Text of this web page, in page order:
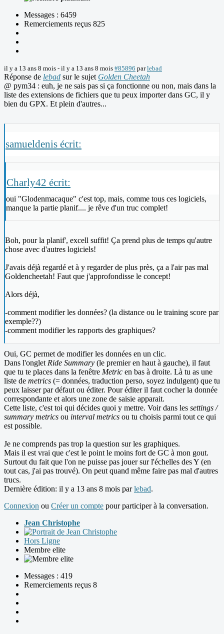
Messages : 6459
Remerciements reçus 825
il y a 13 ans 8 mois - il y a 13 ans 8 mois #85896 parlebad
Réponse de lebad sur le sujet Golden Cheetah
@ pym34 : euh, je ne sais pas si ça fonctionne ou non, mais dans la
liste des extensions de fichiers que tu peux importer dans GC, il y
bien du GPX. Et plein d'autres...
samueldenis écrit:
Charly42 écrit:
oui "Glodenmacaque" c'est top, mais, comme tous ces logiciels,
manque la partie planif.... je rêve d'un truc complet!
Boh, pour la planif', excell suffit! Ça prend plus de temps qu'autre
chose avec d'autres logiciels!
J'avais déjà regardé et à y regarder de plus près, ça a l'air pas mal
Goldencheetah! Faut que j'approfondisse le concept!
Alors déjà,
-comment modifier les données? (la distance ou le training score par
exemple??)
-comment modifier les rapports des graphiques?
Oui, GC permet de modifier les données en un clic.
Dans l'onglet Ride Summary (le premier en haut à gauche), il faut
que tu te places dans la fenêtre Metric en bas à droite. Là tu as une
liste de metrics (= données, traduction perso, soyez indulgent) que tu
peux laisser par défaut ou éditer. Pour éditer il faut cocher la donnée
correspondante et alors une zone de saisie apparait.
Cette liste, c'est toi qui décides quoi y mettre. Voir dans les settings /
summary metrics ou interval metrics ou tu choisis parmi tout ce qui
est possible.
Je ne comprends pas trop la question sur les graphiques.
Mais il est vrai que c'est le point le moins fort de GC à mon gout.
Surtout du fait que l'on ne puisse pas jouer sur l'échelles des Y (en
tout cas, j'ai pas trouvé). On peut quand même faire pas mal d'autres
trucs.
Dernière édition: il y a 13 ans 8 mois parlebad.
Connexion ou Créer un compte pour participer à la conversation.
Jean Christophe
Hors Ligne
Membre elite
Messages : 419
Remerciements reçus 8